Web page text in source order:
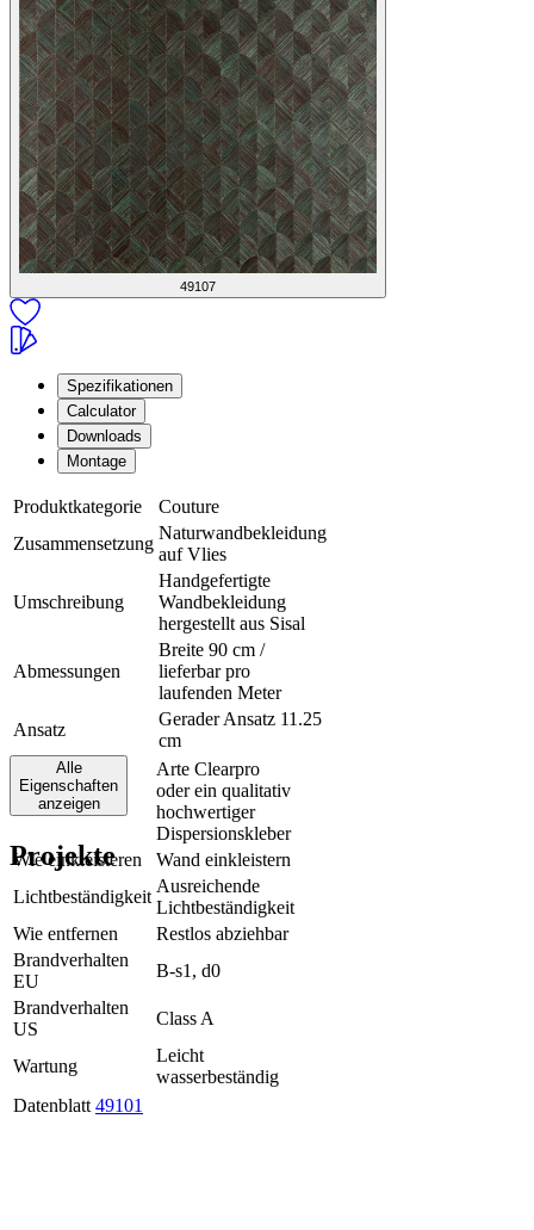
49107
Spezifikationen
Calculator
Downloads
Montage
Produktkategorie
Couture
Zusammensetzung
Naturwandbekleidung
auf Vlies
Umschreibung
Handgefertigte
Wandbekleidung
hergestellt aus Sisal
Abmessungen
Breite 90 cm /
lieferbar pro
laufenden Meter
Ansatz
Gerader Ansatz 11.25
cm
Klebstoff
Arte Clearpro
oder ein qualitativ
hochwertiger
Dispersionskleber
Wie einkleisteren
Wand einkleistern
Lichtbeständigkeit
Ausreichende
Lichtbeständigkeit
Wie entfernen
Restlos abziehbar
Brandverhalten
EU
B-s1, d0
Brandverhalten
US
Class A
Wartung
Leicht
wasserbeständig
Datenblatt 49101
Alle
Eigenschaften
anzeigen
Projekte